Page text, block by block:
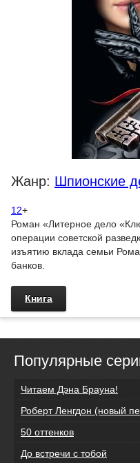
Жанр: Шпионские
12+
Роман «Литерное дело
операции советской
изъятию вклада семьи
банков.
Книга
Популярные
Читаем Дэна Брауна!
Роберт Ленгдон (новый
50 оттенков
До встречи с тобой